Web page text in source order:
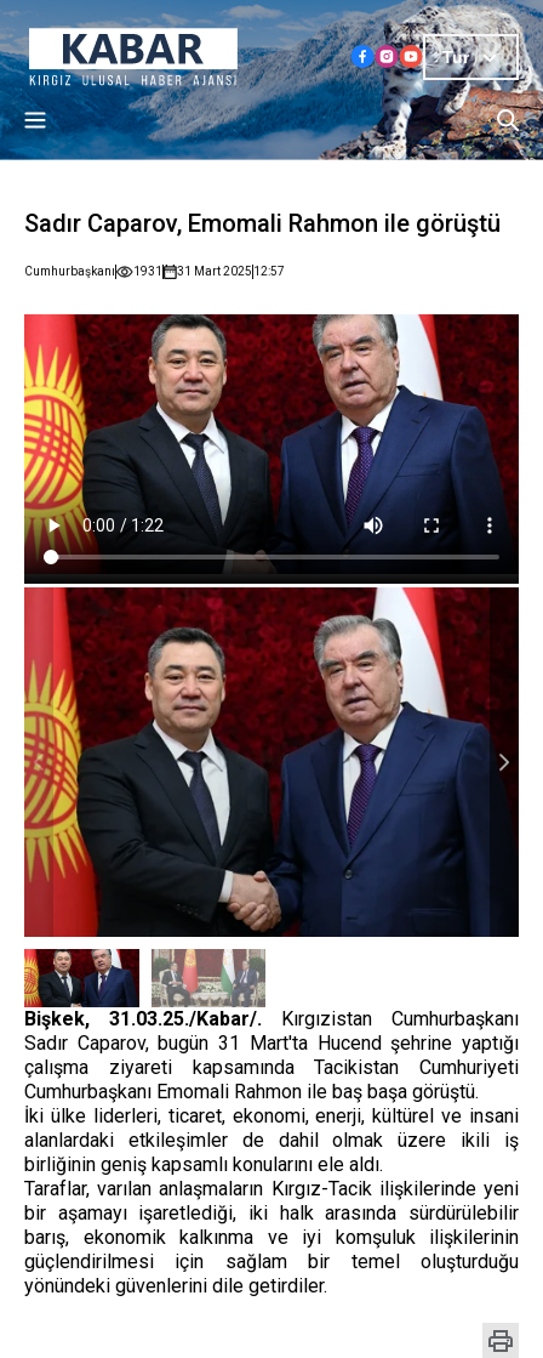
Tur
Sadır Caparov, Emomali Rahmon ile görüştü
Cumhurbaşkanı 1931 31 Mart 2025 12:57
Bişkek, 31.03.25./Kabar/. Kırgızistan Cumhurbaşkanı
Sadır Caparov, bugün 31 Mart'ta Hucend şehrine yaptığı
çalışma ziyareti kapsamında Tacikistan Cumhuriyeti
Cumhurbaşkanı Emomali Rahmon ile baş başa görüştü.
İki ülke liderleri, ticaret, ekonomi, enerji, kültürel ve insani
alanlardaki etkileşimler de dahil olmak üzere ikili iş
birliğinin geniş kapsamlı konularını ele aldı.
Taraflar, varılan anlaşmaların Kırgız-Tacik ilişkilerinde yeni
bir aşamayı işaretlediği, iki halk arasında sürdürülebilir
barış, ekonomik kalkınma ve iyi komşuluk ilişkilerinin
güçlendirilmesi için sağlam bir temel oluşturduğu
yönündeki güvenlerini dile getirdiler.